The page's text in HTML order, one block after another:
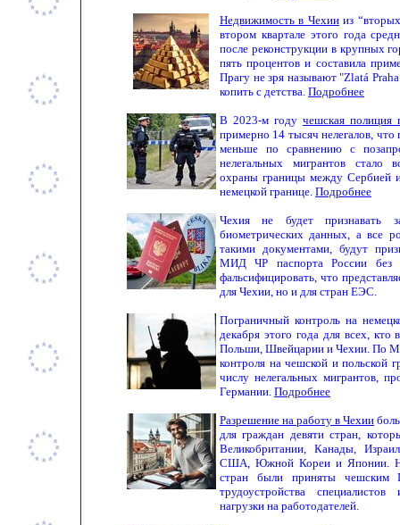
Недвижимость в Чехиииз
втором квартале этого года
после реконструкции в крупных
пять процентов и составила
Прагу не зря называют "Zlatá
копить с детства. Подробнее
В 2023-м году чешская полиция
примерно 14 тысяч нелегалов,
меньше по сравнению с
нелегальных мигрантов стало
охраны границы между Сербией
немецкой границе. Подробнее
Чехия не будет признавать
биометрических данных, а все
такими документами, будут
МИД ЧР паспорта России без
фальсифицировать, что
для Чехии, но и для стран ЕЭС.
Пограничный контроль на
декабря этого года для всех,
Польши, Швейцарии и Чехии. По
контроля на чешской и польской
числу нелегальных мигрантов,
Германии. Подробнее
Разрешение на работу в Чехии
для граждан девяти стран,
Великобритании, Канады,
США, Южной Кореи и Японии.
стран были приняты чешским
трудоустройства
нагрузки на работодателей.